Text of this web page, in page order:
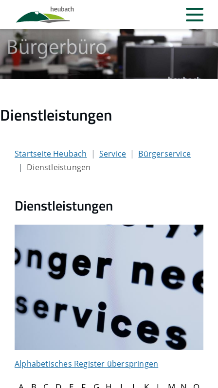
Dienstleistungen
Startseite Heubach Service
Bürgerservice
Dienstleistungen
Dienstleistungen
Alphabetisches Register überspringen